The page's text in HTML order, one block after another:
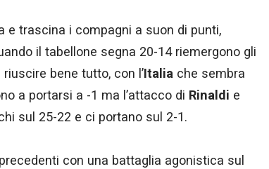
e trascina i compagni a suon di punti,
il tabellone segna 20-14 riemergono gli
bene tutto, con l’Italia che sembra
a portarsi a -1 ma l’attacco di Rinaldi e
sul 25-22 e ci portano sul 2-1.
con una battaglia agonistica sul